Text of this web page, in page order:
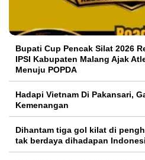
Bupati Cup Pencak Silat 2026
IPSI Kabupaten Malang Ajak
Menuju POPDA
Hadapi Vietnam Di Pakansari,
Kemenangan
Dihantam tiga gol kilat di
tak berdaya dihadapan